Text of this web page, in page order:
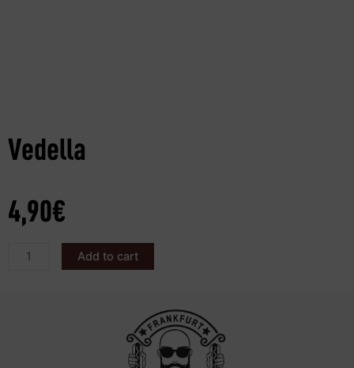
Vedella
4,90€
Add to cart